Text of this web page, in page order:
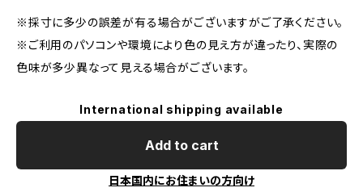
※採寸に多少の誤差が有る場合がございますがご了承ください。
※ご利用のパソコンや環境により色の見え方が違ったり、実際の
色味が多少異なって見える場合がございます。
International shipping available
Add to cart
日本国内にお住まいの方向け